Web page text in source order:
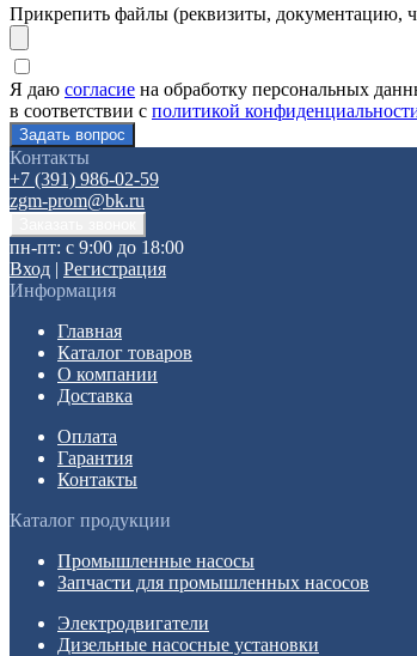
Прикрепить файлы (реквизиты, документацию,
Я даю согласие на обработку персональных
в соответствии с политикой
Контакты
+7 (391) 986-02-59
zgm-prom@bk.ru
пн-пт: с 9:00 до 18:00
Вход | Регистрация
Информация
Главная
Каталог товаров
О компании
Доставка
Оплата
Гарантия
Контакты
Каталог продукции
Промышленные насосы
Запчасти для промышленных насосов
Электродвигатели
Дизельные насосные установки